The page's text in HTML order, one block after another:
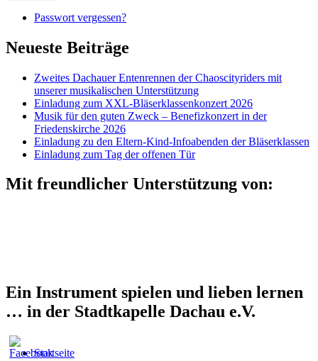
Passwort vergessen?
Neueste Beiträge
Zweites Dachauer Entenrennen der Chaoscityriders mit
unserer musikalischen Unterstützung
Einladung zum XXL-Bläserklassenkonzert 2026
Musik für den guten Zweck – Benefizkonzert in der
Friedenskirche 2026
Einladung zu den Eltern-Kind-Infoabenden der Bläserklassen
Einladung zum Tag der offenen Tür
Mit freundlicher Unterstützung von:
Ein Instrument spielen und lieben lernen
… in der Stadtkapelle Dachau e.V.
Startseite